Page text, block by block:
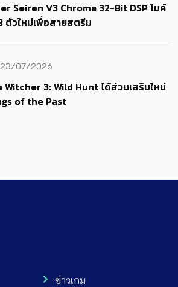
Seiren V3 Chroma 32-Bit DSP ไมค์
ตัวใหม่เพื่อสายสตรีม
23/07/2026
Witcher 3: Wild Hunt ได้ส่วนเสริมใหม่
of the Past
ข่าวเกม